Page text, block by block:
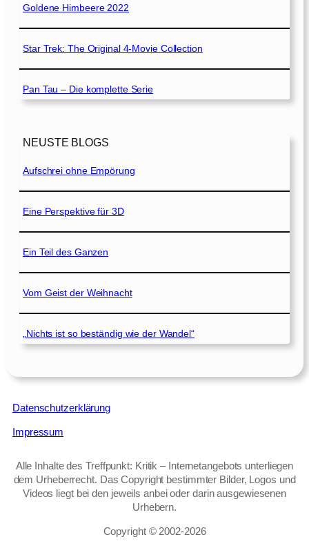
Goldene Himbeere 2022
Star Trek: The Original 4-Movie Collection
Pan Tau – Die komplette Serie
NEUSTE BLOGS
Aufschrei ohne Empörung
Eine Perspektive für 3D
Ein Teil des Ganzen
Vom Geist der Weihnacht
„Nichts ist so beständig wie der Wandel“
Datenschutzerklärung
Impressum
Alle Inhalte des Treffpunkt: Kritik – Internetangebots unterliegen
dem Urheberrecht. Das Copyright bestimmter Bilder, Logos und
Videos liegt bei den jeweils anbei oder darin ausgewiesenen
Urhebern.
Copyright © 2002‑2026